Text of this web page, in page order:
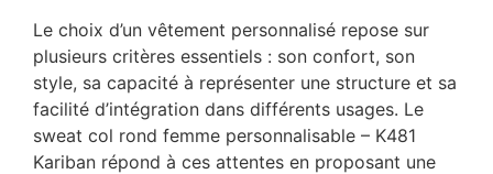
Le choix d’un vêtement personnalisé repose sur
plusieurs critères essentiels : son confort, son
style, sa capacité à représenter une structure et sa
facilité d’intégration dans différents usages. Le
sweat col rond femme personnalisable – K481
Kariban répond à ces attentes en proposant une